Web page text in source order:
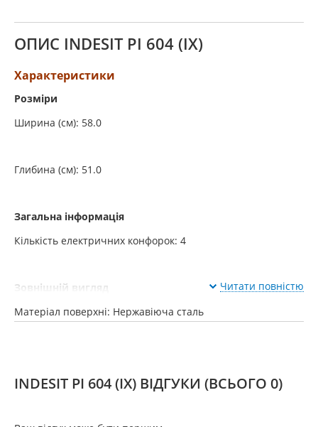
ОПИС INDESIT PI 604 (IX)
Характеристики
Розміри
Ширина (см): 58.0
Глибина (см): 51.0
Загальна інформація
Кількість електричних конфорок: 4
Зовнішній вигляд
Матеріал поверхні: Нержавіюча сталь
Читати повністю
INDESIT PI 604 (IX) ВІДГУКИ (ВСЬОГО 0)